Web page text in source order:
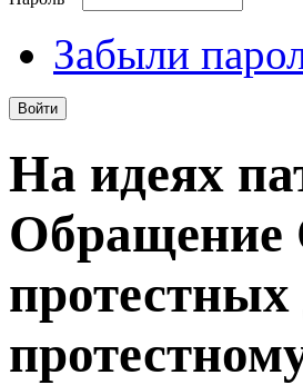
Забыли
На идеях
Обращение